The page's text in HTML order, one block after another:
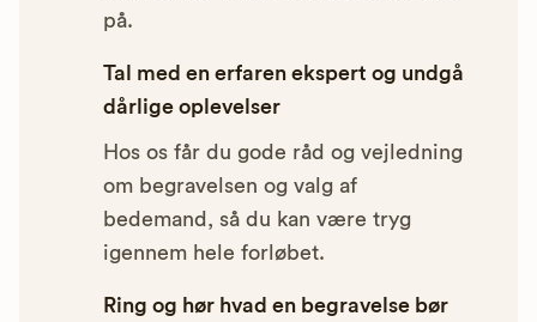
på.
Tal med en erfaren ekspert og undgå
dårlige oplevelser
Hos os får du gode råd og vejledning
om begravelsen og valg af
bedemand, så du kan være tryg
igennem hele forløbet.
Ring og hør hvad en begravelse bør